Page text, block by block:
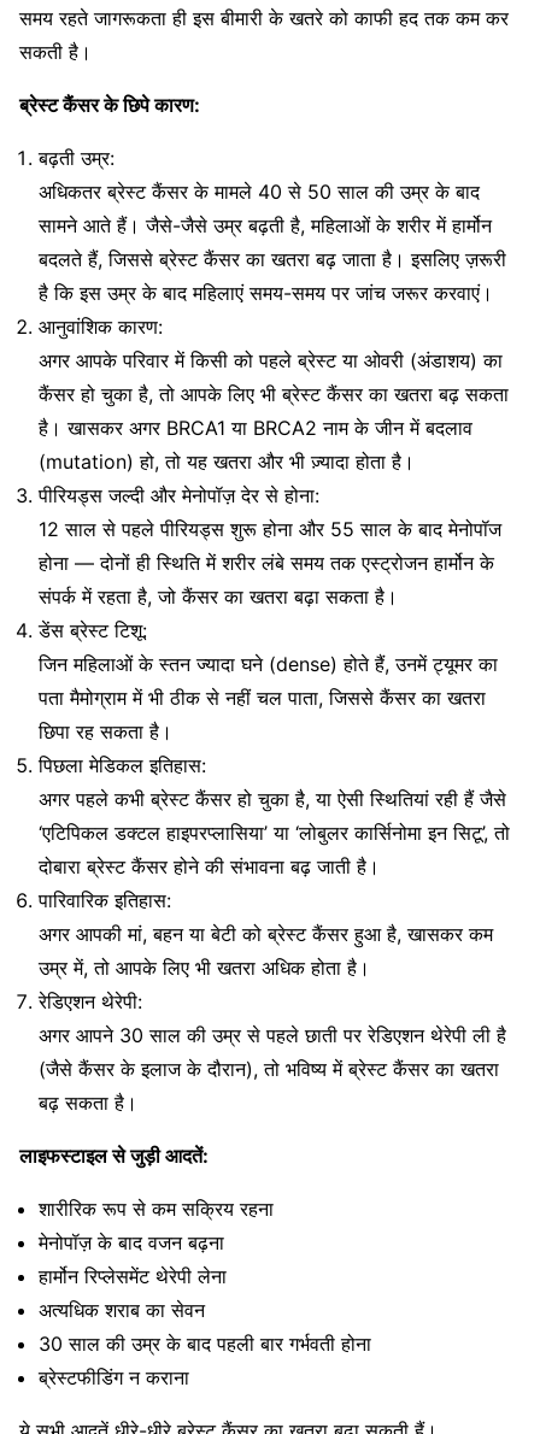
समय रहते जागरूकता ही इस बीमारी के खतरे को काफी हद तक कम कर
सकती है।
ब्रेस्ट कैंसर के छिपे कारण:
बढ़ती उम्र:
अधिकतर ब्रेस्ट कैंसर के मामले 40 से 50 साल की उम्र के बाद
सामने आते हैं। जैसे-जैसे उम्र बढ़ती है, महिलाओं के शरीर में हार्मोन
बदलते हैं, जिससे ब्रेस्ट कैंसर का खतरा बढ़ जाता है। इसलिए ज़रूरी
है कि इस उम्र के बाद महिलाएं समय-समय पर जांच जरूर करवाएं।
आनुवांशिक कारण:
अगर आपके परिवार में किसी को पहले ब्रेस्ट या ओवरी (अंडाशय) का
कैंसर हो चुका है, तो आपके लिए भी ब्रेस्ट कैंसर का खतरा बढ़ सकता
है। खासकर अगर BRCA1 या BRCA2 नाम के जीन में बदलाव
(mutation) हो, तो यह खतरा और भी ज़्यादा होता है।
पीरियड्स जल्दी और मेनोपॉज़ देर से होना:
12 साल से पहले पीरियड्स शुरू होना और 55 साल के बाद मेनोपॉज
होना — दोनों ही स्थिति में शरीर लंबे समय तक एस्ट्रोजन हार्मोन के
संपर्क में रहता है, जो कैंसर का खतरा बढ़ा सकता है।
डेंस ब्रेस्ट टिशू:
जिन महिलाओं के स्तन ज्यादा घने (dense) होते हैं, उनमें ट्यूमर का
पता मैमोग्राम में भी ठीक से नहीं चल पाता, जिससे कैंसर का खतरा
छिपा रह सकता है।
पिछला मेडिकल इतिहास:
अगर पहले कभी ब्रेस्ट कैंसर हो चुका है, या ऐसी स्थितियां रही हैं जैसे
‘एटिपिकल डक्टल हाइपरप्लासिया’ या ‘लोबुलर कार्सिनोमा इन सिटू’, तो
दोबारा ब्रेस्ट कैंसर होने की संभावना बढ़ जाती है।
पारिवारिक इतिहास:
अगर आपकी मां, बहन या बेटी को ब्रेस्ट कैंसर हुआ है, खासकर कम
उम्र में, तो आपके लिए भी खतरा अधिक होता है।
रेडिएशन थेरेपी:
अगर आपने 30 साल की उम्र से पहले छाती पर रेडिएशन थेरेपी ली है
(जैसे कैंसर के इलाज के दौरान), तो भविष्य में ब्रेस्ट कैंसर का खतरा
बढ़ सकता है।
लाइफस्टाइल से जुड़ी आदतें:
शारीरिक रूप से कम सक्रिय रहना
मेनोपॉज़ के बाद वजन बढ़ना
हार्मोन रिप्लेसमेंट थेरेपी लेना
अत्यधिक शराब का सेवन
30 साल की उम्र के बाद पहली बार गर्भवती होना
ब्रेस्टफीडिंग न कराना